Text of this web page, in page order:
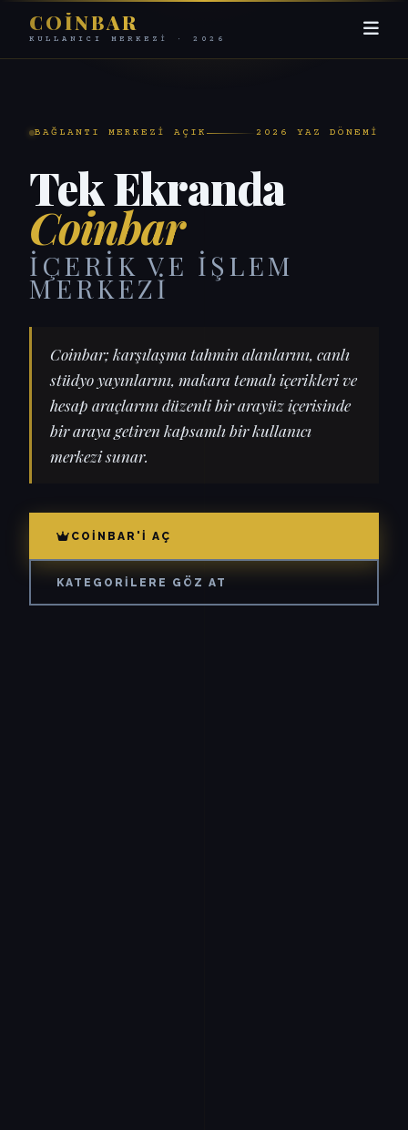
COINBAR
KULLANICI MERKEZI · 2026
BAĞLANTI MERKEZI AÇIK 2026 YAZ DÖNEMI
Tek Ekranda
Coinbar
İÇERIK VE İŞLEM
MERKEZI
Coinbar; karşılaşma tahmin alanlarını, canlı
stüdyo yayınlarını, makara temalı içerikleri ve
hesap araçlarını düzenli bir arayüz içerisinde
bir araya getiren kapsamlı bir kullanıcı
merkezi sunar.
COINBAR'I AÇ
KATEGORILERE GÖZ AT